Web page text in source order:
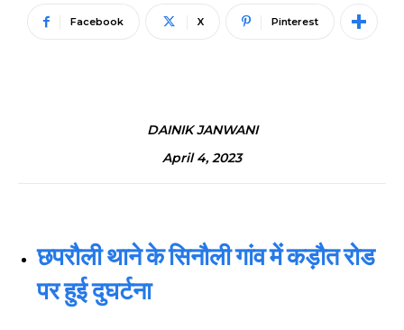
Facebook X Pinterest
DAINIK JANWANI
April 4, 2023
छपरौली थाने के सिनौली गांव में कड़ौत रोड
पर हुई दुघर्टना